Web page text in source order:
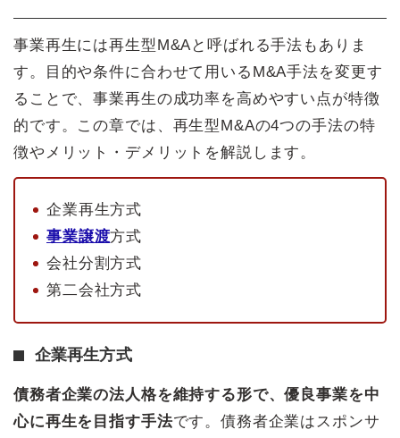
事業再生には再生型M&Aと呼ばれる手法もありま
す。目的や条件に合わせて用いるM&A手法を変更す
ることで、事業再生の成功率を高めやすい点が特徴
的です。この章では、再生型M&Aの4つの手法の特
徴やメリット・デメリットを解説します。
企業再生方式
事業譲渡方式
会社分割方式
第二会社方式
企業再生方式
債務者企業の法人格を維持する形で、優良事業を中
心に再生を目指す手法です。債務者企業はスポンサ